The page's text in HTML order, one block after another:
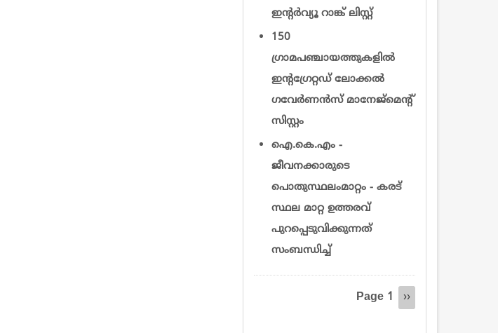
ഇന്റര്‍വ്യൂ റാങ്ക് ലിസ്റ്റ്
150
ഗ്രാമപഞ്ചായത്തുകളിൽ
ഇന്റഗ്രേറ്റഡ് ലോക്കൽ
ഗവേർണൻസ് മാനേജ്‌മെന്റ്
സിസ്റ്റം
ഐ.കെ.എം -
ജീവനക്കാരുടെ
പൊതുസ്ഥലംമാറ്റം - കരട്
സ്ഥല മാറ്റ ഉത്തരവ്
പുറപ്പെടുവിക്കുന്നത്
സംബന്ധിച്ച്
Page 1
Next
››